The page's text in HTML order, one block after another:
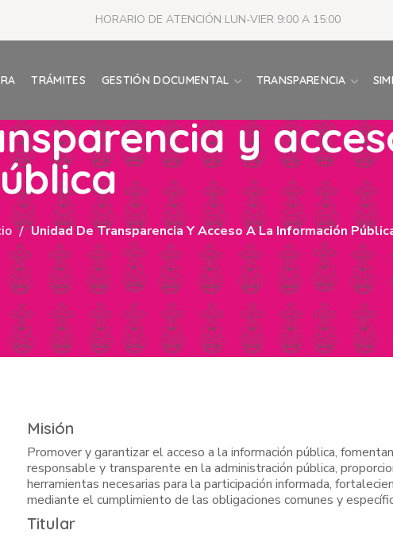
HORARIO DE ATENCIÓN LUN-VIER 9:00 A 15:00
TRÁMITES GESTIÓN DOCUMENTAL TRANSPARENCIA
y
Unidad De Transparencia Y Acceso A La Información
Misión
Promover y garantizar el acceso a la información pública,
responsable y transparente en la administración pública,
herramientas necesarias para la participación informada,
mediante el cumplimiento de las obligaciones comunes y
Titular